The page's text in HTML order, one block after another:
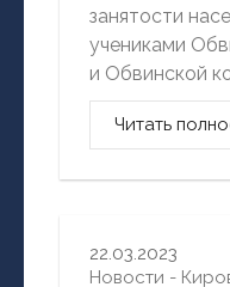
занятости
учениками
и Обвинской
Читать
22.03.2023
Новости -